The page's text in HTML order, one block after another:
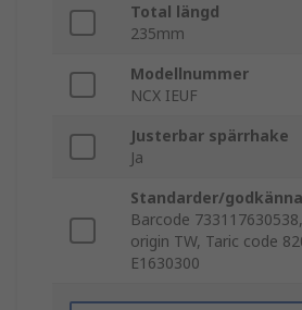
Total längd
235mm
Modellnummer
NCX IEUF
Justerbar spärrhake
Ja
Standarder/
Barcode
origin TW, Taric code
E1630300